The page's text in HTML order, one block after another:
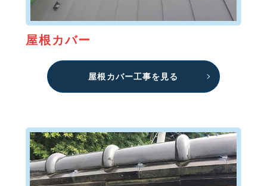
屋根カバー
屋根カバー工事を見る